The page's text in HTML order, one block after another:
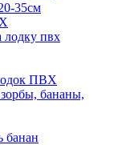
35см
лодку пвх
ПВХ
бананы,
банан